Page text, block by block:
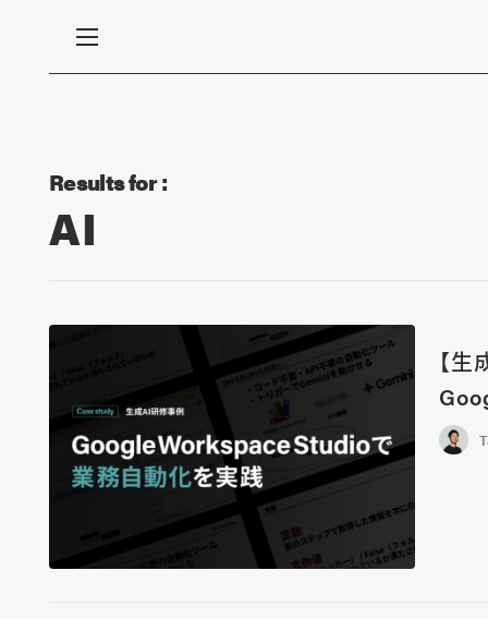
Results for :
AI
【